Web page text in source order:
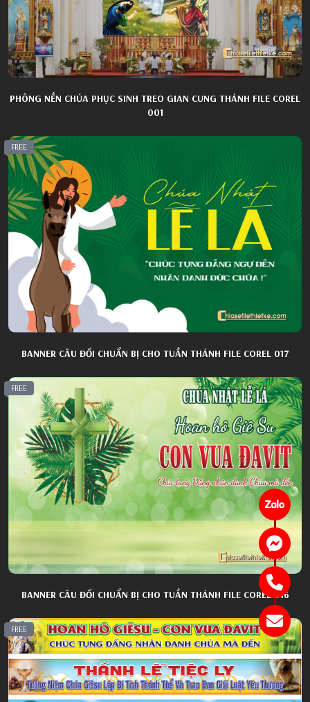
PHÔNG NỀN CHÚA PHỤC SINH TREO GIAN CUNG THÁNH FILE COREL
001
FREE
BANNER CÂU ĐỐI CHUẨN BỊ CHO TUẦN THÁNH FILE COREL 017
FREE
BANNER CÂU ĐỐI CHUẨN BỊ CHO TUẦN THÁNH FILE COREL 016
FREE